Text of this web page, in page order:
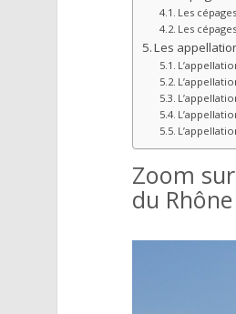
Les
Les
Les
Zoom
du Rhône